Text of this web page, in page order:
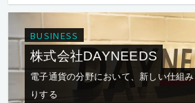
BUSINESS
株式会社DAYNEEDS
電子通貨の分野において、新しい仕組
りする